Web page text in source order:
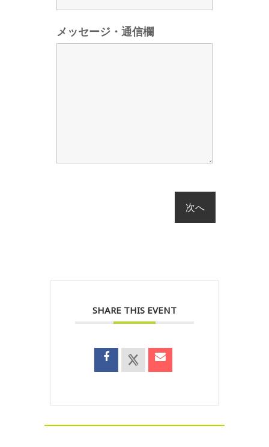
メッセージ・通信欄
SHARE THIS EVENT